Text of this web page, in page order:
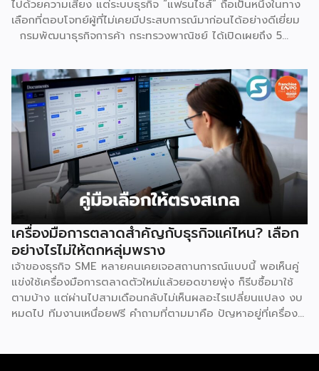
ไปด้วยความเสี่ยง แต่ระบบธุรกิจ “แฟรนไชส์” ถือเป็นหนึ่งในทาง
เลือกที่ตอบโจทย์ผู้ที่ไม่เคยมีประสบการณ์มาก่อนได้อย่างดีเยี่ยม
กรมพัฒนาธุรกิจการค้า กระทรวงพาณิชย์ ได้เปิดเผยถึง 5
การลงทุนที่น่าสนใจและช่วยลดอุปสรรคสำหรับผู้เริ่มต้นได้อย่างมี
ประสิทธิภาพ เหตุผลประการแรกคือ การมีโมเดลธุรกิจที่ชัดเจน
และพร้อมนำไปใช้ทันที ซึ่งถือเป็นการลดความเสี่ยงด้านการลงทุน
ได้อย่างดีที่สุด เนื่องจากผู้ลงทุนไม่จำเป็นต้องเสียเวลาลองผิด
ลองถูกเอง ระบบแฟรนไชส์ถูกออกแบบและผ่านการพิสูจน์ความ
สำเร็จมาแล้วโดยเจ้าของแบรนด์ ซึ่งมีการจัดเตรียมอุปกรณ์
โครงสร้างร้านตามมาตรฐาน พร้อมคู่มือการปฏิบัติงานที่ชัดเจน
อีกทั้งยังมีทีมงานคอยช่วยสอนงานทั้งภาคทฤษฎีและปฏิบัติก่อน
เปิดร้านจริง ทำให้ผู้ซื้อแฟรนไชส์สามารถควบคุมคุณภาพของ
สินค้าและบริการให้เป็นไปตามมาตรฐานได้อย่างง่ายดาย เหตุผล
ประการต่อมาคือ แบรนด์มีชื่อเสียงและมีฐานลูกค้าที่แข็งแกร่งอยู่
แล้ว การซื้อแฟรนไชส์ทำให้ผู้ลงทุนได้ครอบครองแบรนด์ที่เป็นที่
รู้จักในตลาด ส่งผลให้มีกลุ่มลูกค้าพร้อมอุดหนุนตั้งแต่วันแรกที่
เปิดทำการ นอกจากนี้ เจ้าของแบรนด์ยังทำการตลาด
ประชาสัมพันธ์ และสร้างการรับรู้แบรนด์อย่างต่อเนื่อง ซึ่งช่วยให้
ผู้ลงทุนประหยัดงบประมาณด้านการตลาดและสร้างความเชื่อมั่น
ให้กับผู้บริโภคได้อย่างรวดเร็ว ประการที่สามคือ การมีที่ปรึกษา
เครื่องมือการตลาดสำคัญกับธุรกิจแค่ไหน? เลือก
อย่างไรไม่ให้ตกหลุ่มพราง
เจ้าของธุรกิจ SME หลายคนเคยเจอสถานการณ์แบบนี้ พอเห็นคู่
แข่งใช้เครื่องมือการตลาดตัวใหม่แล้วยอดขายพุ่ง ก็รีบซื้อมาใช้
ตามบ้าง แต่ผ่านไปสามเดือนกลับไม่เห็นผลอะไรเปลี่ยนแปลง งบ
หมดไป ทีมงานเหนื่อยฟรี คำถามที่ตามมาคือ ปัญหาอยู่ที่เครื่อง